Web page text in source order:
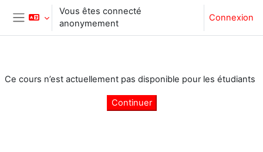
Passer au contenu principal
Panneau latéral
Vous êtes connecté
anonymement
Connexion
Ce cours n’est actuellement pas disponible pour les étudiants
Continuer